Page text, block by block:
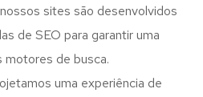
sites são desenvolvidos
de SEO para garantir uma
motores de busca.
uma experiência de